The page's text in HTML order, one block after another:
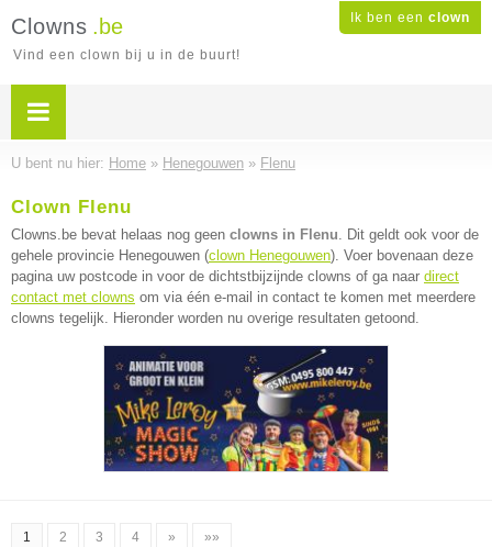
Ik ben een clown
Clowns .be
Vind een clown bij u in de buurt!
U bent nu hier: Home » Henegouwen » Flenu
Clown Flenu
Clowns.be bevat helaas nog geen clowns in Flenu. Dit geldt ook voor de
gehele provincie Henegouwen (clown Henegouwen). Voer bovenaan deze
pagina uw postcode in voor de dichtstbijzijnde clowns of ga naar direct
contact met clowns om via één e-mail in contact te komen met meerdere
clowns tegelijk. Hieronder worden nu overige resultaten getoond.
1 2 3 4 » »»